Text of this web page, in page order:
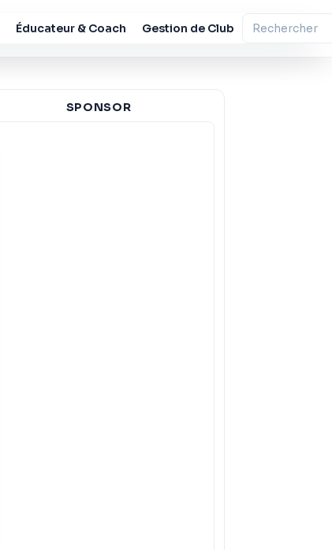
Éducateur & Coach Gestion de Club
SPONSOR